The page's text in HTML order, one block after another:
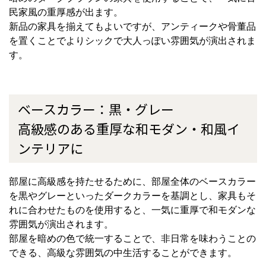
民家風の重厚感が出ます。
新品の家具を揃えてもよいですが、アンティークや骨董品
を置くことでよりシックで大人っぽい雰囲気が演出されま
す。
ベースカラー：黒・グレー
高級感のある重厚な和モダン・和風イ
ンテリアに
部屋に高級感を持たせるために、部屋全体のベースカラー
を黒やグレーといったダークカラーを基調とし、家具もそ
れに合わせたものを使用すると、一気に重厚で和モダンな
雰囲気が演出されます。
部屋を暗めの色で統一することで、非日常を味わうことの
できる、高級な雰囲気の中生活することができます。